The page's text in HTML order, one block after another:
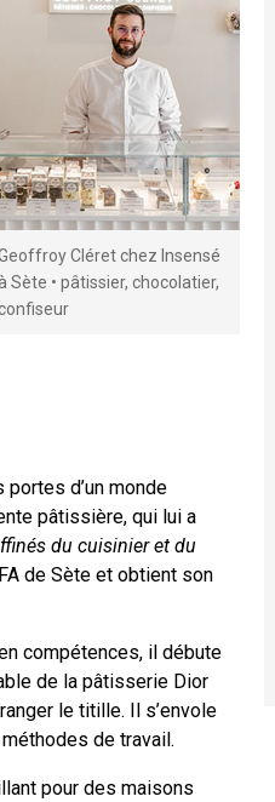
Cléret chez Insensé
à Sète • pâtissier, chocolatier,
d’un monde
pâtissière, qui lui a
du cuisinier et du
de Sète et obtient son
compétences, il débute
de la pâtisserie Dior
le titille. Il s’envole
de travail.
pour des maisons